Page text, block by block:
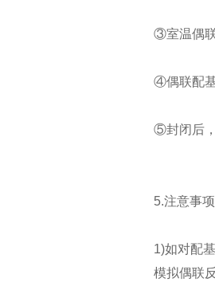
③室温偶
④偶联配
⑤封闭后
5.注意事
1)如对配
模拟偶联